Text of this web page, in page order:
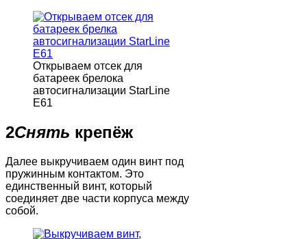
Открываем отсек для
батареек брелока
автосигнализации StarLine
E61
2Снять крепёж
Далее выкручиваем один винт под
пружинным контактом. Это
единственный винт, который
соединяет две части корпуса между
собой.